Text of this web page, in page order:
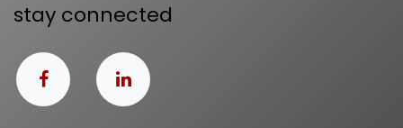
stay connected